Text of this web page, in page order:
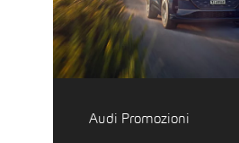
Audi Promozioni